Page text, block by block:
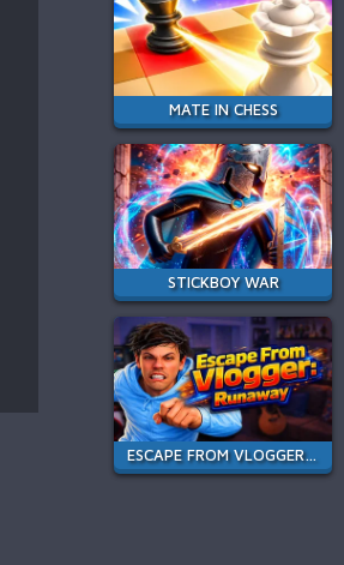
MATE IN CHESS
STICKBOY WAR
ESCAPE FROM VLOGGER: RUNAWAY